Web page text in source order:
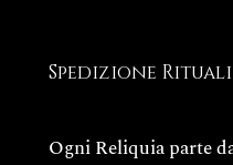
Spedizione
Ogni Reliquia parte